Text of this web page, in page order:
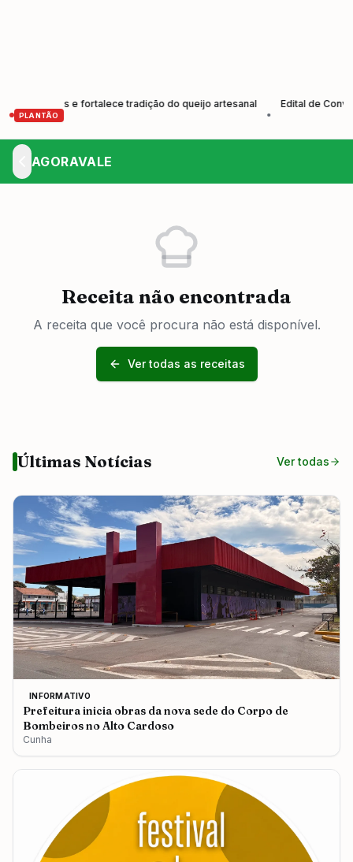
PLANTÃO
e fortalece tradição do queijo artesanal
Edital de
AGORAVALE
Receita não encontrada
A receita que você procura não está disponível.
Ver todas as receitas
Últimas Notícias Ver todas
INFORMATIVO
Prefeitura inicia obras da nova sede do Corpo de
Bombeiros no Alto Cardoso
Cunha